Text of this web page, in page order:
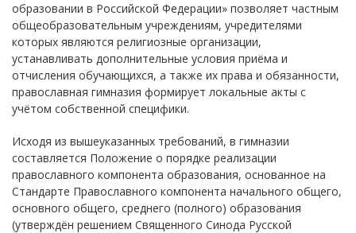
образовании в Российской Федерации» позволяет частным
общеобразовательным учреждениям, учредителями
которых являются религиозные организации,
устанавливать дополнительные условия приёма и
отчисления обучающихся, а также их права и обязанности,
православная гимназия формирует локальные акты с
учётом собственной специфики.
Исходя из вышеуказанных требований, в гимназии
составляется Положение о порядке реализации
православного компонента образования, основанное на
Стандарте Православного компонента начального общего,
основного общего, среднего (полного) образования
(утверждён решением Священного Синода Русской